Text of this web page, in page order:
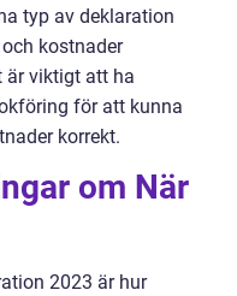
typ av deklaration
kostnader
är viktigt att ha
för att kunna
korrekt.
om När
2023 är hur